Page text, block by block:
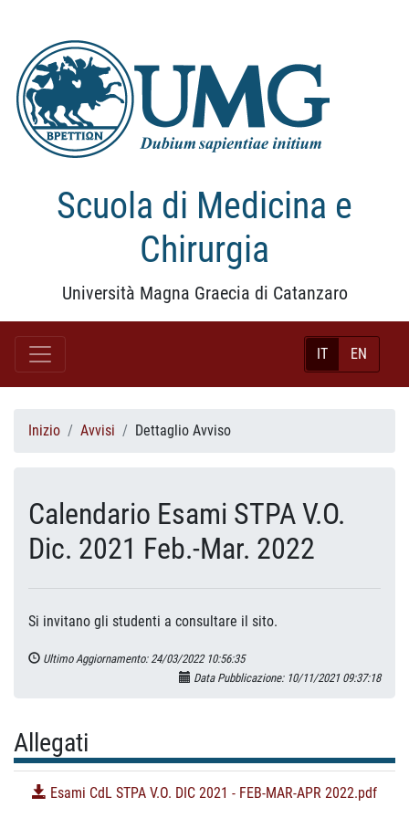
Scuola di Medicina e
Chirurgia
Università Magna Graecia di Catanzaro
IT EN
Inizio Avvisi Dettaglio Avviso
Calendario Esami STPA V.O.
Dic. 2021 Feb.-Mar. 2022
Si invitano gli studenti a consultare il sito.
Ultimo Aggiornamento: 24/03/2022 10:56:35
Data Pubblicazione: 10/11/2021 09:37:18
Allegati
Esami CdL STPA V.O. DIC 2021 - FEB-MAR-APR 2022.pdf